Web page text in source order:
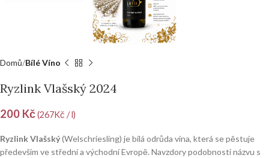
Domů Bílé Víno
Ryzlink Vlašský 2024
200 Kč(267Kč / l)
Ryzlink Vlašský(Welschriesling) je bílá odrůda vína, která se pěstuje
především ve střední a východní Evropě. Navzdory podobnosti názvu s